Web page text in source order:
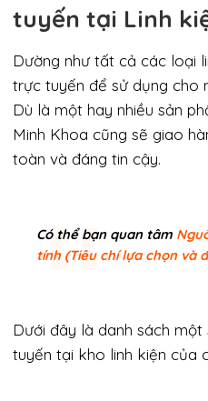
tuyến tại Linh
Dường như tất cả các loại
trực tuyến để sử dụng cho
Dù là một hay nhiều sản
Minh Khoa cũng sẽ giao
toàn và đáng tin cậy.
Có thể bạn quan tâm
tính (Tiêu chí lựa chọn và
Dưới đây là danh sách
tuyến tại kho linh kiện của